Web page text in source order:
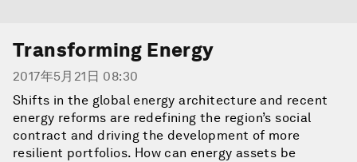
Transforming Energy
2017年5月21日 08:30
Shifts in the global energy architecture and recent
energy reforms are redefining the region’s social
contract and driving the development of more
resilient portfolios. How can energy assets be